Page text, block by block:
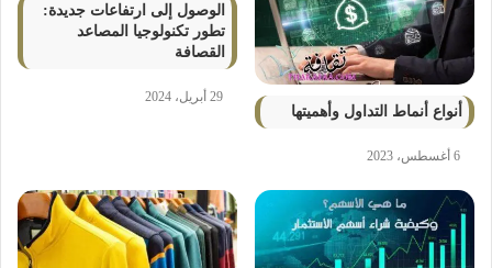
أنواع أنماط التداول وأهميتها
6 أغسطس، 2023
الوصول إلى ارتفاعات جديدة:
تطور تكنولوجيا المصاعد
القصافة
29 أبريل، 2024